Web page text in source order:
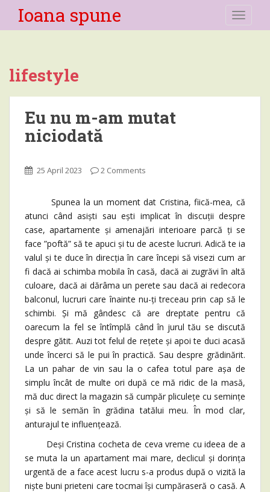
Ioana spune
lifestyle
Eu nu m-am mutat
niciodată
25 April 2023 2 Comments
Spunea la un moment dat Cristina, fiică-mea, că
atunci când asiști sau ești implicat în discuții despre
case, apartamente și amenajări interioare parcă ți se
face ”poftă” să te apuci și tu de aceste lucruri. Adică te ia
valul și te duce în direcția în care începi să visezi cum ar
fi dacă ai schimba mobila în casă, dacă ai zugrăvi în altă
culoare, dacă ai dărâma un perete sau dacă ai redecora
balconul, lucruri care înainte nu-ți treceau prin cap să le
schimbi. Și mă gândesc că are dreptate pentru că
oarecum la fel se întîmplă când în jurul tău se discută
despre gătit. Auzi tot felul de rețete și apoi te duci acasă
unde încerci să le pui în practică. Sau despre grădinărit.
La un pahar de vin sau la o cafea totul pare așa de
simplu încât de multe ori după ce mă ridic de la masă,
mă duc direct la magazin să cumpăr pliculețe cu semințe
și să le semăn în grădina tatălui meu. În mod clar,
anturajul te influențează.
Deși Cristina cocheta de ceva vreme cu ideea de a
se muta la un apartament mai mare, declicul și dorința
urgentă de a face acest lucru s-a produs după o vizită la
niște buni prieteni care tocmai își cumpăraseră o casă. A